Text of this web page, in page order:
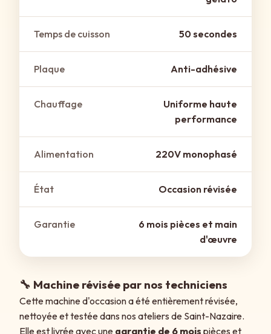
Temps de cuisson 50 secondes
Plaque Anti-adhésive
Chauffage
Uniforme haute
performance
Alimentation 220V monophasé
État Occasion révisée
Garantie
6 mois pièces et main
d'œuvre
🔧 Machine révisée par nos techniciens
Cette machine d'occasion a été entièrement révisée,
nettoyée et testée dans nos ateliers de Saint-Nazaire.
Elle est livrée avec une garantie de 6 mois pièces et